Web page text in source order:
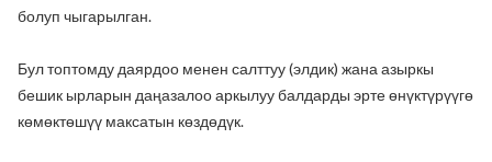
болуп чыгарылган.
Бул топтомду даярдоо менен салттуу (элдик) жана азыркы
бешик ырларын даңазалоо аркылуу балдарды эрте өнүктүрүүгө
көмөктөшүү максатын көздөдүк.